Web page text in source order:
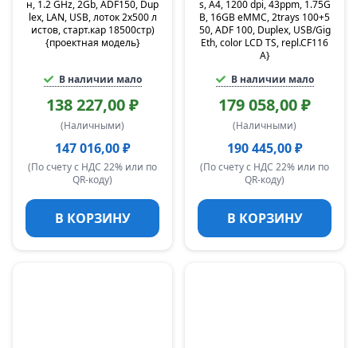
н, 1.2 GHz, 2Gb, ADF150, Dup
lex, LAN, USB, лоток 2х500 л
истов, старт.кар 18500стр)
{проектная модель}
В наличии мало
138 227,00 ₽
(Наличными)
147 016,00 ₽
(По счету с НДС 22% или по
QR-коду)
В КОРЗИНУ
s, A4, 1200 dpi, 43ppm, 1.75G
B, 16GB eMMC, 2trays 100+5
50, ADF 100, Duplex, USB/Gig
Eth, color LCD TS, repl.CF116
A}
В наличии мало
179 058,00 ₽
(Наличными)
190 445,00 ₽
(По счету с НДС 22% или по
QR-коду)
В КОРЗИНУ